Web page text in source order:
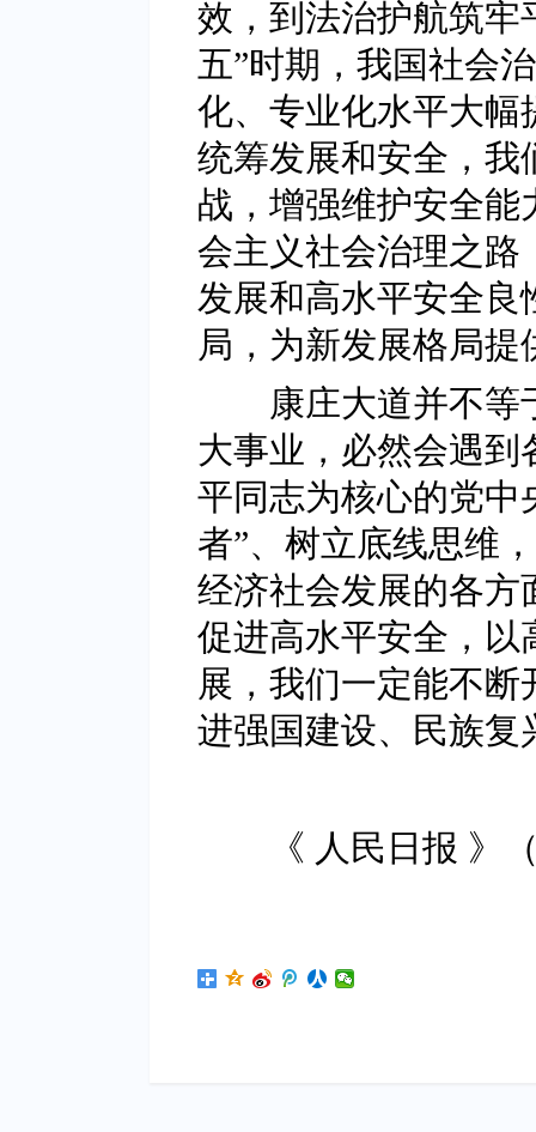
效，到法治护航筑
五”时期，我国社会
化、专业化水平大幅
统筹发展和安全，我
战，增强维护安全
会主义社会治理之路
发展和高水平安全良
局，为新发展格局提
康庄大道并不等
大事业，必然会遇
平同志为核心的党中
者”、树立底线思维
经济社会发展的各方
促进高水平安全，以
展，我们一定能不
进强国建设、民族复
《 人民日报 》（